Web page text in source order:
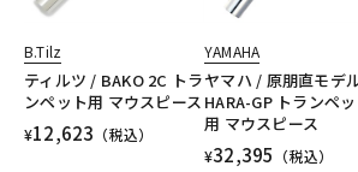
B.Tilz
ティルツ / BAKO 2C トラ
ンペット用 マウスピース
¥12,623 （税込）
YAMAHA
ヤマハ / 原朋直モデ
HARA-GP トランペッ
用 マウスピース
¥32,395 （税込）